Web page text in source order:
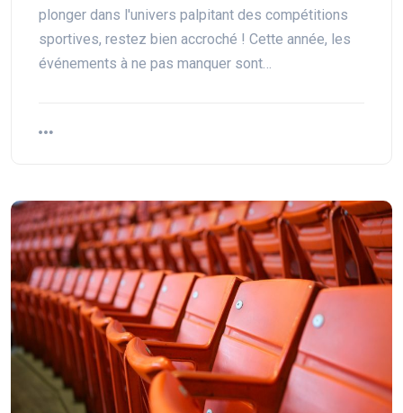
plonger dans l'univers palpitant des compétitions
sportives, restez bien accroché ! Cette année, les
événements à ne pas manquer sont…